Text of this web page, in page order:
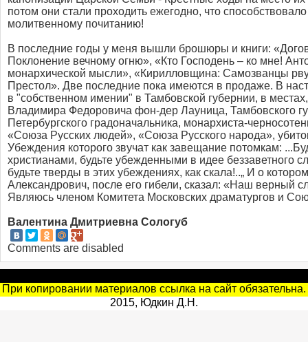
потом они стали проходить ежегодно, что
молитвенному почитанию!
В последние годы у меня вышли брошюры и книги:
Поклонение вечному огню», «Кто Господень – ко мне!
монархической мысли», «Кирилловщина: Самозванцы
Престол». Две последние пока имеются в продаже. В
в "собственном имении" в Тамбовской губернии, в
Владимира Федоровича фон-дер Лауница, Тамбовского
Петербургского градоначальника, монархиста-
«Союза Русских людей», «Союза Русского народа»,
Убеждения которого звучат как завещание потомкам:
христианами, будьте убежденными в идее беззаветного
будьте тверды в этих убеждениях, как скала!..„ И о
Александрович, после его гибели, сказал: «Наш верный
Являюсь членом Комитета Московских драматургов и
Валентина Дмитриевна Сологуб
Comments are disabled
При копировании материалов ссылка на сайт обязательна.
2015, Юдкин Д.Н.